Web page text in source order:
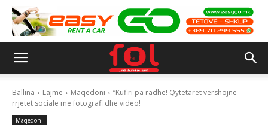
Ballina Lajme Maqedoni
“Kufiri pa radhë! Qytetarët vërshojnë
rrjetet sociale me fotografi dhe video!
Maqedoni